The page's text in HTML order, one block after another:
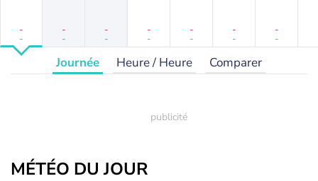
-
-
-
-
-
-
-
-
-
-
-
-
-
-
Journée Heure / Heure Comparer
MÉTÉO DU JOUR